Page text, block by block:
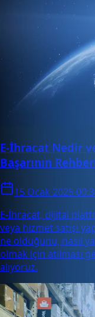
E-İhracat Nedir
Başarının
15 Ocak 2025
E-İhracat, dijital
veya hizmet satışı
ne olduğunu, nasıl
olmak için atılması
alıyoruz.